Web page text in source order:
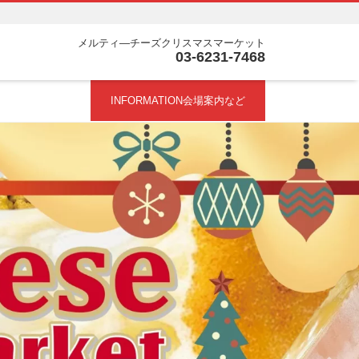
メルティ―チーズクリスマスマーケット
03-6231-7468
INFORMATION会場案内など